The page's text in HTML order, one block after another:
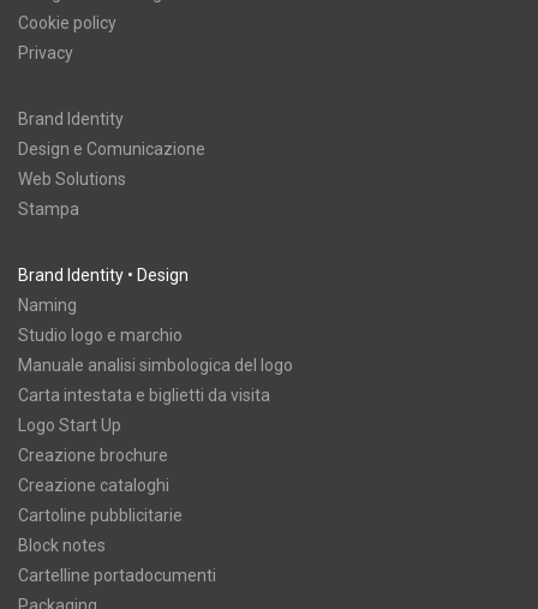
Cookie policy
Privacy
Brand Identity
Design e Comunicazione
Web Solutions
Stampa
Brand Identity • Design
Naming
Studio logo e marchio
Manuale analisi simbologica del logo
Carta intestata e biglietti da visita
Logo Start Up
Creazione brochure
Creazione cataloghi
Cartoline pubblicitarie
Block notes
Cartelline portadocumenti